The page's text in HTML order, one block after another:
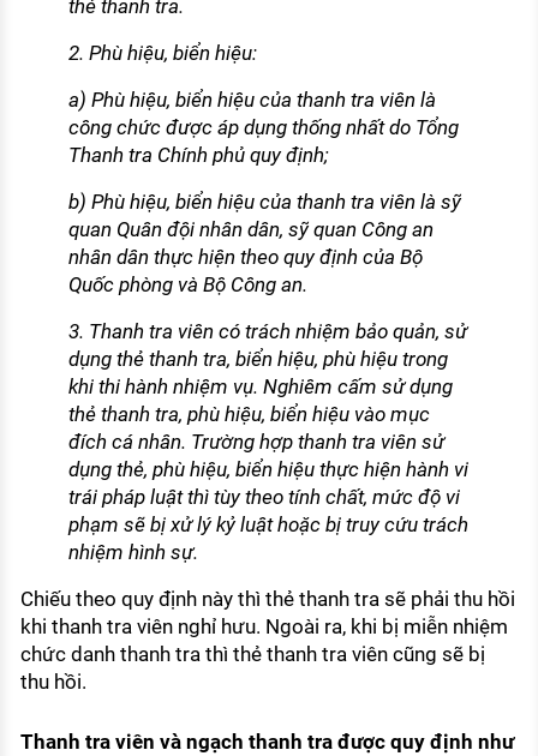
thẻ thanh tra.
2. Phù hiệu, biển hiệu:
a) Phù hiệu, biển hiệu của thanh tra viên là
công chức được áp dụng thống nhất do Tổng
Thanh tra Chính phủ quy định;
b) Phù hiệu, biển hiệu của thanh tra viên là sỹ
quan Quân đội nhân dân, sỹ quan Công an
nhân dân thực hiện theo quy định của Bộ
Quốc phòng và Bộ Công an.
3. Thanh tra viên có trách nhiệm bảo quản, sử
dụng thẻ thanh tra, biển hiệu, phù hiệu trong
khi thi hành nhiệm vụ. Nghiêm cấm sử dụng
thẻ thanh tra, phù hiệu, biển hiệu vào mục
đích cá nhân. Trường hợp thanh tra viên sử
dụng thẻ, phù hiệu, biển hiệu thực hiện hành vi
trái pháp luật thì tùy theo tính chất, mức độ vi
phạm sẽ bị xử lý kỷ luật hoặc bị truy cứu trách
nhiệm hình sự.
Chiếu theo quy định này thì thẻ thanh tra sẽ phải thu hồi
khi thanh tra viên nghỉ hưu. Ngoài ra, khi bị miễn nhiệm
chức danh thanh tra thì thẻ thanh tra viên cũng sẽ bị
thu hồi.
Thanh tra viên và ngạch thanh tra được quy định như